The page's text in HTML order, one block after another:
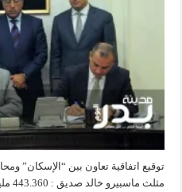
توقيع اتفاقية تعاون بين “الإسكان”